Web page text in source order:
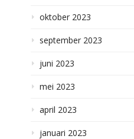
oktober 2023
september 2023
juni 2023
mei 2023
april 2023
januari 2023